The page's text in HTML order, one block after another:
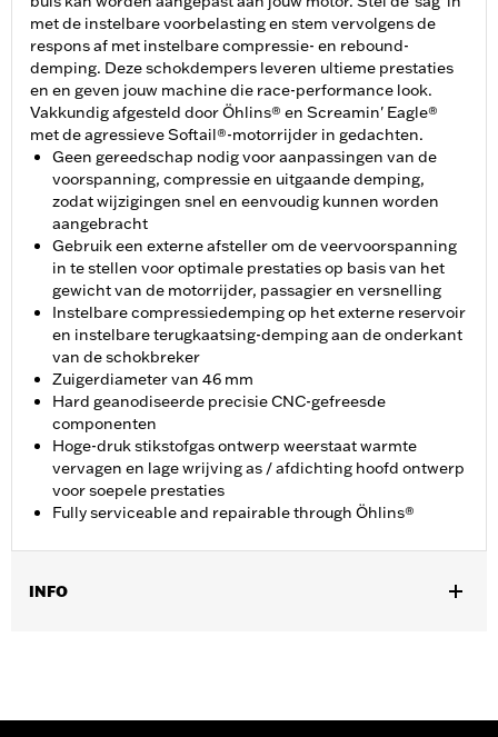
met de instelbare voorbelasting en stem vervolgens de
respons af met instelbare compressie- en rebound-
demping. Deze schokdempers leveren ultieme prestaties
en en geven jouw machine die race-performance look.
Vakkundig afgesteld door Öhlins® en Screamin' Eagle®
met de agressieve Softail®-motorrijder in gedachten.
Geen gereedschap nodig voor aanpassingen van de
voorspanning, compressie en uitgaande demping,
zodat wijzigingen snel en eenvoudig kunnen worden
aangebracht
Gebruik een externe afsteller om de veervoorspanning
in te stellen voor optimale prestaties op basis van het
gewicht van de motorrijder, passagier en versnelling
Instelbare compressiedemping op het externe reservoir
en instelbare terugkaatsing-demping aan de onderkant
van de schokbreker
Zuigerdiameter van 46 mm
Hard geanodiseerde precisie CNC-gefreesde
componenten
Hoge-druk stikstofgas ontwerp weerstaat warmte
vervagen en lage wrijving as / afdichting hoofd ontwerp
voor soepele prestaties
Fully serviceable and repairable through Öhlins®
INFO